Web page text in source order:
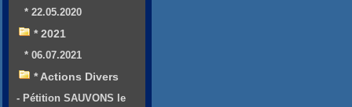
* 22.05.2020
* 2021
* 06.07.2021
* Actions Divers
- Pétition SAUVONS le